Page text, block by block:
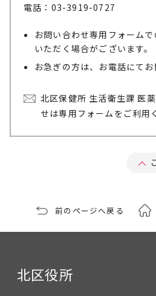
電話：03-3919-0727
お問い合わせ専用フォーム
いただく場合がございます。
お急ぎの方は、お電話にてお
北区保健所 生活衛生課 医
せは専用フォームをご利用
前のページへ戻る
北区役所